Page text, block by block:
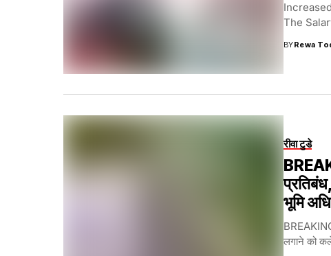
The
BYRewa
रीवा टुडे
भूमि
लगाने को